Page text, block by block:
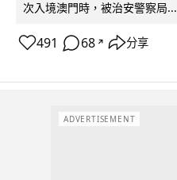
次入境澳門時，被治安警察局...
491 68 ↗ 分享
ADVERTISEMENT